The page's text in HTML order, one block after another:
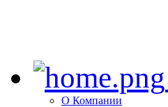
О Компании